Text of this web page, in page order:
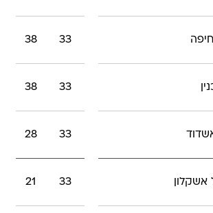
33
38
33
38
33
28
אשקלון 33
21